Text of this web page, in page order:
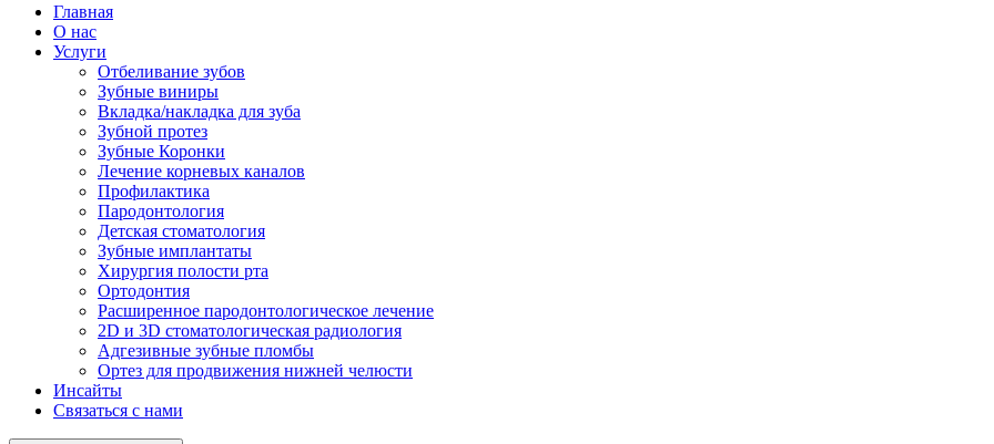
Главная
О нас
Услуги
Отбеливание зубов
Зубные виниры
Вкладка/накладка для зуба
Зубной протез
Зубные Коронки
Лечение корневых каналов
Профилактика
Пародонтология
Детская стоматология
Зубные имплантаты
Хирургия полости рта
Ортодонтия
Расширенное пародонтологическое лечение
2D и 3D стоматологическая радиология
Адгезивные зубные пломбы
Ортез для продвижения нижней челюсти
Инсайты
Связаться с нами